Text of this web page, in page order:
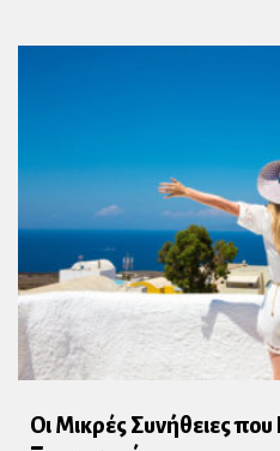
Οι Μικρές Συνήθειες που